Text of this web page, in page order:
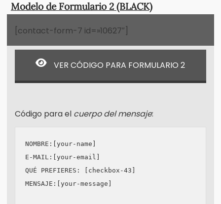
Modelo de Formulario 2 (BLACK)
[contact-form-7 id=»10627″]
VER CÓDIGO PARA FORMULARIO 2
Código para el cuerpo del mensaje:
NOMBRE:[your-name]
E-MAIL:[your-email]
QUÉ PREFIERES: [checkbox-43]
MENSAJE:[your-message]